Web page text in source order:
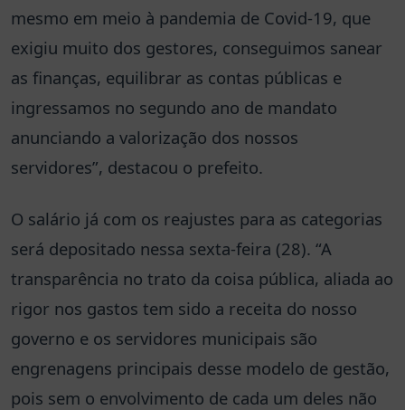
mesmo em meio à pandemia de Covid-19, que
exigiu muito dos gestores, conseguimos sanear
as finanças, equilibrar as contas públicas e
ingressamos no segundo ano de mandato
anunciando a valorização dos nossos
servidores”, destacou o prefeito.
O salário já com os reajustes para as categorias
será depositado nessa sexta-feira (28). “A
transparência no trato da coisa pública, aliada ao
rigor nos gastos tem sido a receita do nosso
governo e os servidores municipais são
engrenagens principais desse modelo de gestão,
pois sem o envolvimento de cada um deles não